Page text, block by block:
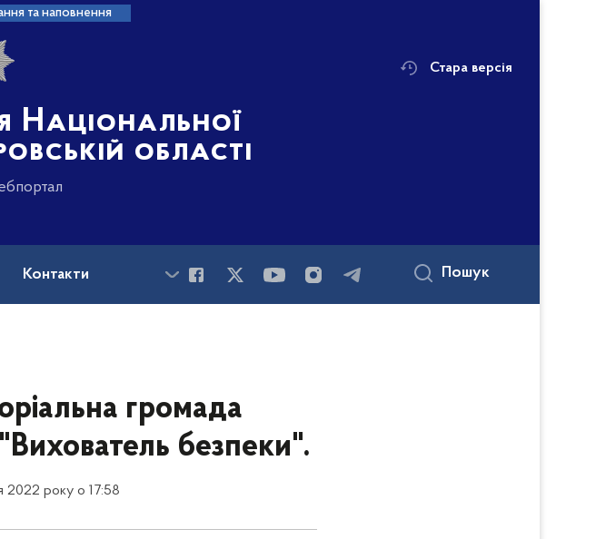
та наповнення
Національної
області
Стара версія
Контакти Пошук
громада
безпеки".
2022 року о 17:58